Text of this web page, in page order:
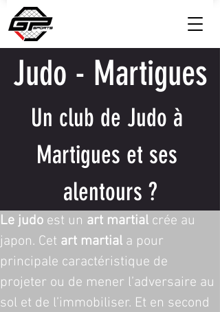
Judo - Martigues
Un club de Judo à
Martigues et ses
alentours ?
Le judo est un art martial crée au
japon. Cet art martial a pour
principale caractéristique de
projeter ou de mener l’adversaire au
sol et de l’immobiliser. Et en second